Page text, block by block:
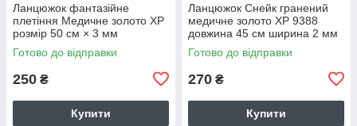
Ланцюжок фантазійне
плетіння Медичне золото ХР
розмір 50 см × 3 мм
Лимонний відтінок 7892
Готово до відправки
250 ₴
Купити
Ланцюжок Снейк гранений
медичне золото ХР 9388
довжина 45 см ширина 2 мм
позолота 18К
Готово до відправки
270 ₴
Купити